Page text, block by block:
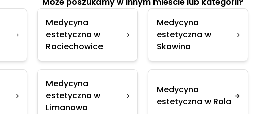
Medycyna
estetyczna w
Raciechowice
Medycyna
estetyczna w
Skawina
Medycyna
estetyczna w
Limanowa
Medycyna
estetyczna w Rola